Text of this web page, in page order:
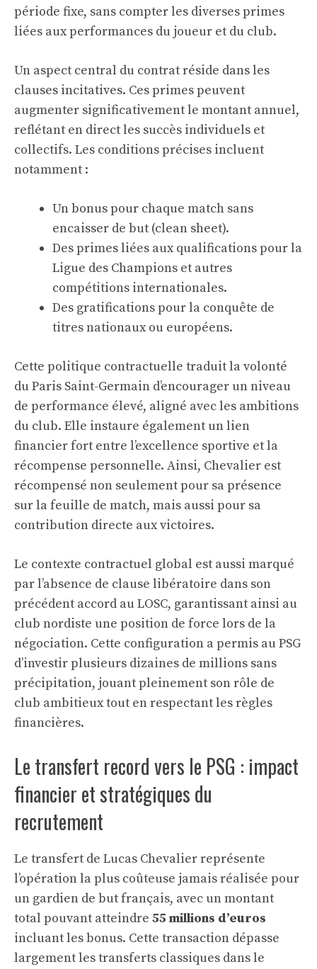
période fixe, sans compter les diverses primes
liées aux performances du joueur et du club.
Un aspect central du contrat réside dans les
clauses incitatives. Ces primes peuvent
augmenter significativement le montant annuel,
reflétant en direct les succès individuels et
collectifs. Les conditions précises incluent
notamment :
Un bonus pour chaque match sans
encaisser de but (clean sheet).
Des primes liées aux qualifications pour la
Ligue des Champions et autres
compétitions internationales.
Des gratifications pour la conquête de
titres nationaux ou européens.
Cette politique contractuelle traduit la volonté
du Paris Saint-Germain d’encourager un niveau
de performance élevé, aligné avec les ambitions
du club. Elle instaure également un lien
financier fort entre l’excellence sportive et la
récompense personnelle. Ainsi, Chevalier est
récompensé non seulement pour sa présence
sur la feuille de match, mais aussi pour sa
contribution directe aux victoires.
Le contexte contractuel global est aussi marqué
par l’absence de clause libératoire dans son
précédent accord au LOSC, garantissant ainsi au
club nordiste une position de force lors de la
négociation. Cette configuration a permis au PSG
d’investir plusieurs dizaines de millions sans
précipitation, jouant pleinement son rôle de
club ambitieux tout en respectant les règles
financières.
Le transfert record vers le PSG : impact
financier et stratégiques du
recrutement
Le transfert de Lucas Chevalier représente
l’opération la plus coûteuse jamais réalisée pour
un gardien de but français, avec un montant
total pouvant atteindre 55 millions d’euros
incluant les bonus. Cette transaction dépasse
largement les transferts classiques dans le